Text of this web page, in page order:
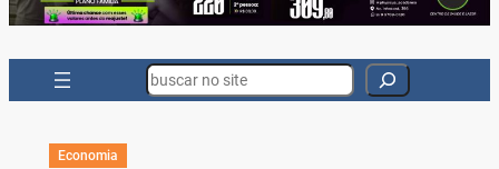
Search
Economia